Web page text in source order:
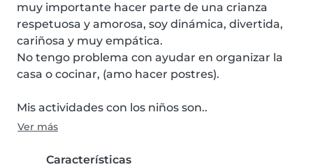
muy importante hacer parte de una crianza
respetuosa y amorosa, soy dinámica, divertida,
cariñosa y muy empática.
No tengo problema con ayudar en organizar la
casa o cocinar, (amo hacer postres).
Mis actividades con los niños son..
Ver más
Características